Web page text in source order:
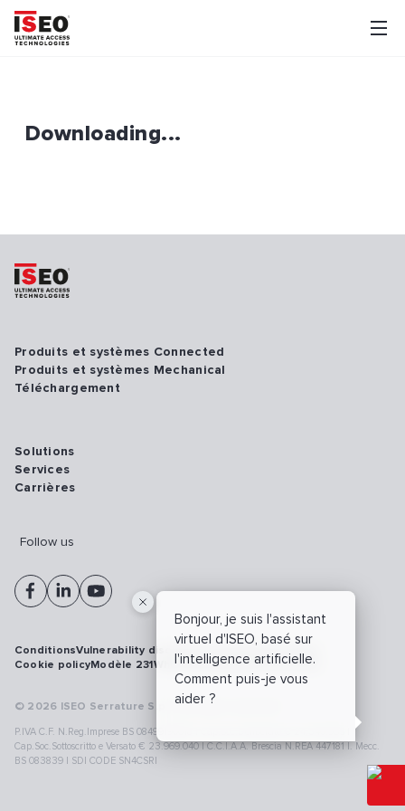
Downloading...
Bonjour, je suis l'assistant
virtuel d'ISEO, basé sur
l'intelligence artificielle.
Comment puis-je vous
aider ?
Produits et systèmes Connected
Produits et systèmes Mechanical
Téléchargement
Solutions
Services
Carrières
Follow us
© 2026 ISEO Serrature S.p.A. All right reserved
P.IVA C.F. N.Reg.Imprese BS 08499190018 | Cap.Soc.Deliberato € 24.340.965 |
Cap.Soc.Sottoscritto e Versato € 23.969.040 | C.C.I.A.A. Brescia N.REA 447181 |. Mecc.
BS 083839 | SDI CODE SN4CSRI
ConditionsVulnerability disclosure policy
Privacy policy
Cookie policyModèle 231WhistleblowingCybersécurité